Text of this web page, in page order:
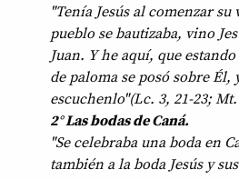
"Tenía Jesús al comenzar
pueblo se bautizaba, vino
Juan. Y he aquí, que
de paloma se posó sobre
escuchenlo"(Lc. 3, 21-23; Mt.
2° Las bodas de Caná.
"Se celebraba una boda en
también a la boda Jesús y